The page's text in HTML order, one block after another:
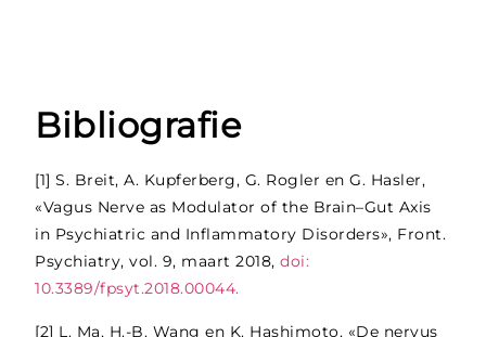
Bibliografie
[1] S. Breit, A. Kupferberg, G. Rogler en G. Hasler,
«Vagus Nerve as Modulator of the Brain–Gut Axis
in Psychiatric and Inflammatory Disorders», Front.
Psychiatry, vol. 9, maart 2018,doi:
10.3389/fpsyt.2018.00044.
[2] L. Ma, H.-B. Wang en K. Hashimoto, «De nervus